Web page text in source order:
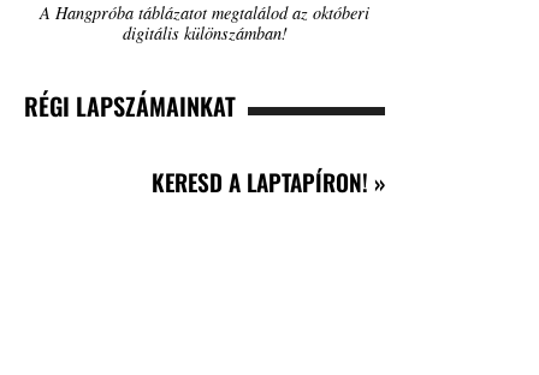
A Hangpróba táblázatot megtalálod az októberi
digitális különszámban!
RÉGI LAPSZÁMAINKAT
KERESD A LAPTAPÍRON! »